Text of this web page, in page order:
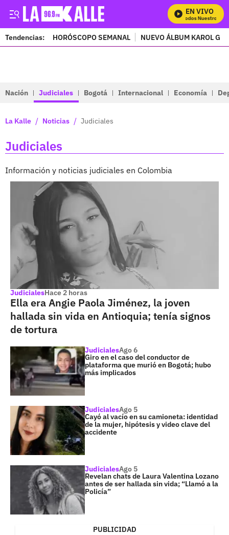
EN VIVO
Mira Todos Nuestros
Tendencias: HORÓSCOPO SEMANAL NUEVO ÁLBUM KAROL G
Nación Judiciales Bogotá Internacional Economía
La Kalle / Noticias / Judiciales
Judiciales
Información y noticias judiciales en Colombia
JudicialesHace 2 horas
Ella era Angie Paola Jiménez, la joven
hallada sin vida en Antioquia; tenía signos
de tortura
JudicialesAgo 6
Giro en el caso del conductor de
plataforma que murió en Bogotá; hubo
más implicados
JudicialesAgo 5
Cayó al vacío en su camioneta: identidad
de la mujer, hipótesis y video clave del
accidente
JudicialesAgo 5
Revelan chats de Laura Valentina Lozano
antes de ser hallada sin vida; “Llamó a la
Policía”
PUBLICIDAD